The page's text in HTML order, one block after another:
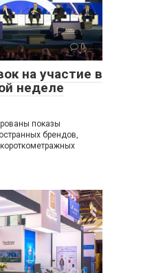
0
на участие в
неделе
показы
брендов,